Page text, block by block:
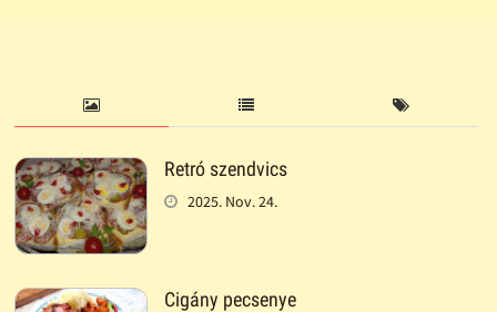
Retró szendvics
2025. Nov. 24.
Cigány pecsenye